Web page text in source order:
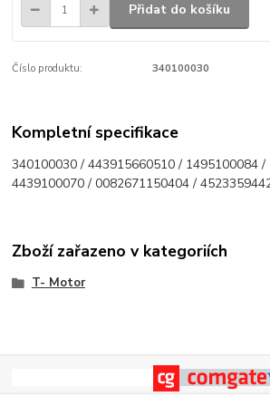
Přidat do košíku
Číslo produktu: 340100030
Kompletní specifikace
340100030 / 443915660510 / 1495100084 /
4439100070 / 0082671150404 /
Zboží zařazeno v kategoriích
T- Motor